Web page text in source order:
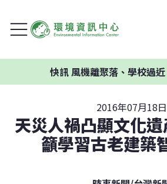
風機離聚落、學校過近 彰化福
2016年07月18日
天災人禍凸顯文化
籲學習古老建築